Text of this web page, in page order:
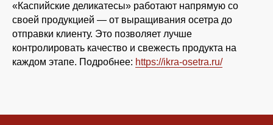
«Каспийские деликатесы» работают напрямую со
своей продукцией — от выращивания осетра до
отправки клиенту. Это позволяет лучше
контролировать качество и свежесть продукта на
каждом этапе. Подробнее: https://ikra-osetra.ru/